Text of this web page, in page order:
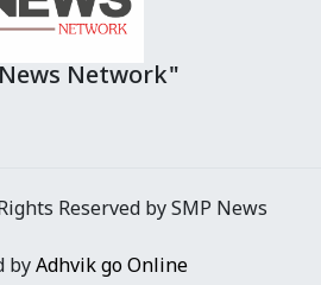
Network"
Reserved by SMP News
byAdhvik go Online